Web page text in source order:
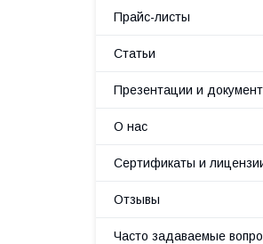
Прайс-листы
Статьи
Презентации и
О нас
Сертификаты и
Отзывы
Часто задаваемые